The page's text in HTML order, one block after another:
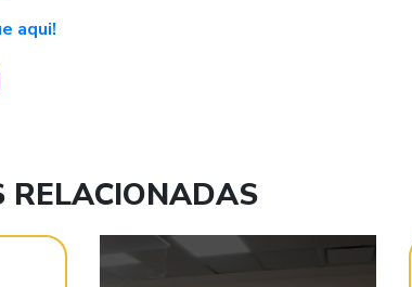
aqui!
RELACIONADAS